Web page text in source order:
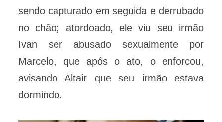
sendo capturado em seguida e derrubado
no chão; atordoado, ele viu seu irmão
Ivan ser abusado sexualmente por
Marcelo, que após o ato, o enforcou,
avisando Altair que seu irmão estava
dormindo.